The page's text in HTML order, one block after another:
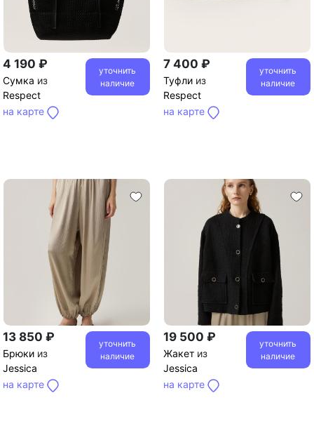
4 190 ₽
Сумка из
Respect
на карте
уточнить
наличие
7 400 ₽
Туфли из
Respect
на карте
уточнить
наличие
13 850 ₽
Брюки из
Jessica
на карте
уточнить
наличие
19 500 ₽
Жакет из
Jessica
на карте
уточнить
наличие